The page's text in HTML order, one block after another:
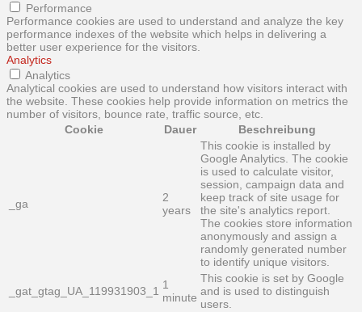
Performance
Performance cookies are used to understand and analyze the key
performance indexes of the website which helps in delivering a
better user experience for the visitors.
Analytics
Analytics
Analytical cookies are used to understand how visitors interact with
the website. These cookies help provide information on metrics the
number of visitors, bounce rate, traffic source, etc.
Cookie
Dauer Beschreibung
_ga
2
years
This cookie is installed by
Google Analytics. The cookie
is used to calculate visitor,
session, campaign data and
keep track of site usage for
the site's analytics report.
The cookies store information
anonymously and assign a
randomly generated number
to identify unique visitors.
_gat_gtag_UA_119931903_1 1
minute
This cookie is set by Google
and is used to distinguish
users.